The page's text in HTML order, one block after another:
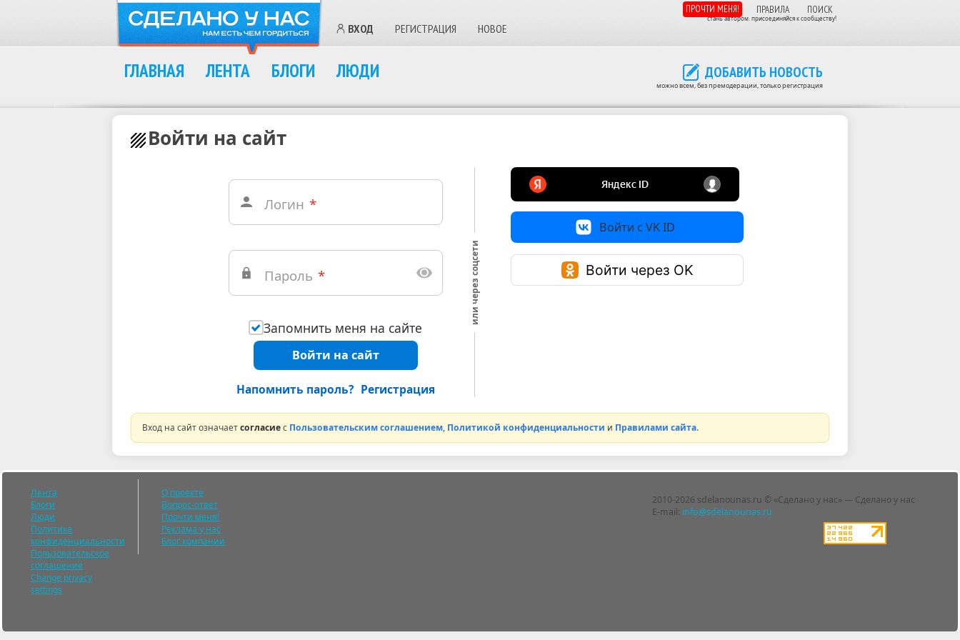
ВХОД РЕГИСТРАЦИЯ НОВОЕ
ПРОЧТИ МЕНЯ! ПРАВИЛА ПОИСК
стань автором. присоединяйся к сообществу!
ДОБАВИТЬ НОВОСТЬ
можно всем, без премодерации, только регистрация
ГЛАВНАЯ ЛЕНТА БЛОГИ ЛЮДИ
Войти на сайт
Логин *
Пароль *
Запомнить меня на сайте
Войти на сайт
Напомнить пароль? Регистрация
или через соцсети
Войти с VK ID
Войти через OK
Вход на сайт означаетсогласиес Пользовательским соглашением, Политикой конфиденциальности и Правилами сайта.
2010-2026 sdelanounas.ru © «Сделано у нас» — Сделано у нас
E-mail: info@sdelanounas.ru
Лента
Блоги
Люди
Политика
конфиденциальности
Пользовательское
соглашение
Change privacy
settings
О проекте
Вопрос-ответ
Прочти меня!
Реклама у нас
Блог компании